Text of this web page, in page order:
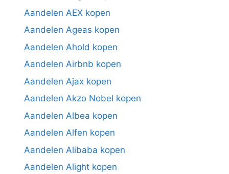
Aandelen AEX kopen
Aandelen Ageas kopen
Aandelen Ahold kopen
Aandelen Airbnb kopen
Aandelen Ajax kopen
Aandelen Akzo Nobel kopen
Aandelen Albea kopen
Aandelen Alfen kopen
Aandelen Alibaba kopen
Aandelen Alight kopen